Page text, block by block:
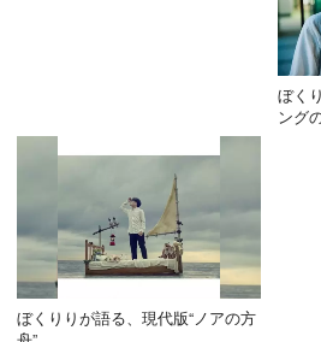
ぼく
ング
ぼくりりが語る、現代版“ノアの方